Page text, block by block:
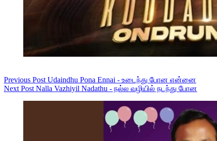
Previous Post Udaindhu Pona Ennai - உடைந்து போன என்னை
Next Post Nalla Vazhiyil Nadathu - நல்ல வழியில் நடந்து போன